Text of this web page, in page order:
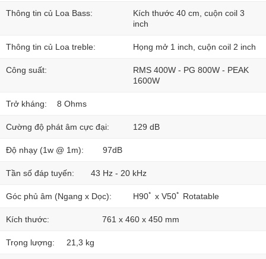
Thông tin củ Loa Bass:
Kích thước 40 cm, cuộn coil 3
inch
Thông tin củ Loa treble: Họng mở 1 inch, cuộn coil 2 inch
Công suất:
RMS 400W - PG 800W - PEAK
1600W
Trở kháng: 8 Ohms
Cường độ phát âm cực đại: 129 dB
Độ nhạy (1w @ 1m): 97dB
Tần số đáp tuyến: 43 Hz - 20 kHz
Góc phủ âm (Ngang x Dọc): H90ﾟ x V50ﾟ Rotatable
Kích thước: 761 x 460 x 450 mm
Trọng lượng: 21,3 kg